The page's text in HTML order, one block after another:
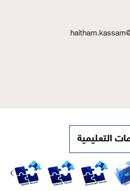
التعليمية